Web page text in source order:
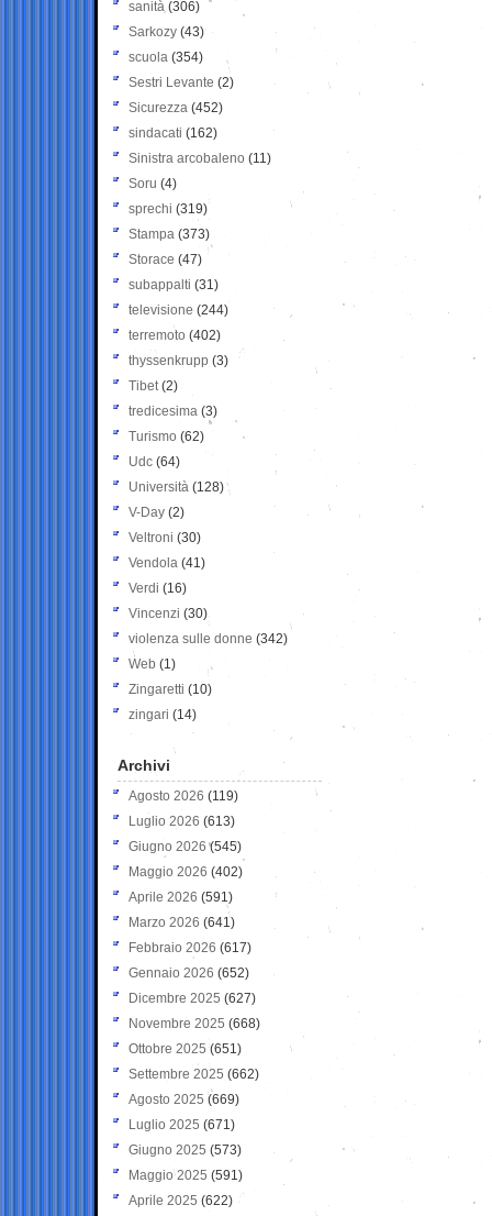
sanità (306)
Sarkozy (43)
scuola (354)
Sestri Levante (2)
Sicurezza (452)
sindacati (162)
Sinistra arcobaleno (11)
Soru (4)
sprechi (319)
Stampa (373)
Storace (47)
subappalti (31)
televisione(244)
terremoto (402)
thyssenkrupp (3)
Tibet(2)
tredicesima (3)
Turismo (62)
Udc (64)
Università (128)
V-Day (2)
Veltroni (30)
Vendola (41)
Verdi (16)
Vincenzi (30)
violenza sulle donne (342)
Web (1)
Zingaretti (10)
zingari (14)
Archivi
Agosto 2026 (119)
Luglio 2026 (613)
Giugno 2026 (545)
Maggio 2026 (402)
Aprile 2026 (591)
Marzo 2026 (641)
Febbraio 2026 (617)
Gennaio 2026 (652)
Dicembre 2025 (627)
Novembre 2025 (668)
Ottobre 2025 (651)
Settembre 2025 (662)
Agosto 2025 (669)
Luglio 2025 (671)
Giugno 2025 (573)
Maggio 2025 (591)
Aprile 2025 (622)